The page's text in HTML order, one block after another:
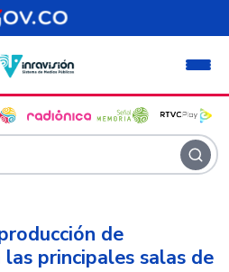
de
principales salas de